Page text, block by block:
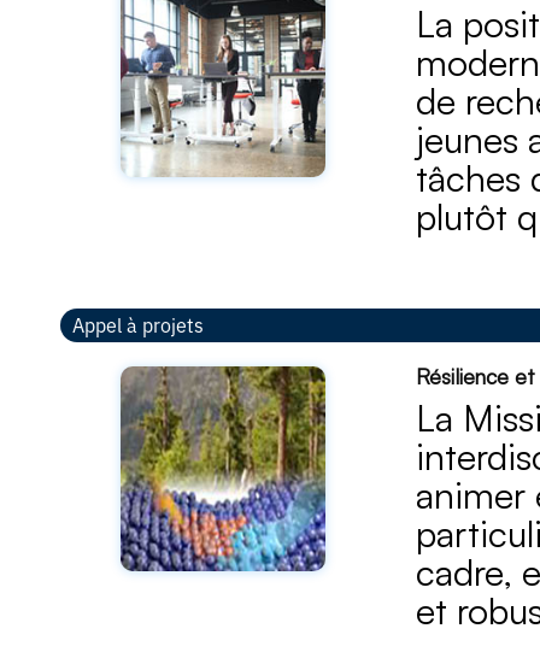
La
de
jeunes
tâches
plutôt
Appel à projets
Résilience
La
animer
cadre,
et